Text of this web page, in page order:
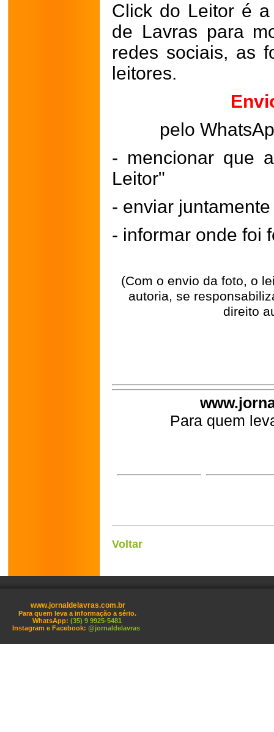
Click do Leitor é
de Lavras para
redes sociais, as
leitores.
pelo
- mencionar que
Leitor"
- enviar
- informar onde foi
(Com o envio da foto, o
autoria, se
direito
Para quem
Voltar
www.jornaldelavras.com.br
Para quem leva a informação a sério.
WhatsApp: (35) 9 9925-5481
Instagram e Facebook: @jornaldelavras